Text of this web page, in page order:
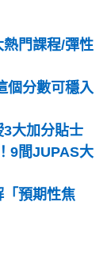
門課程/彈性
個分數可穩入
大加分貼士
9間JUPAS大
預期性焦